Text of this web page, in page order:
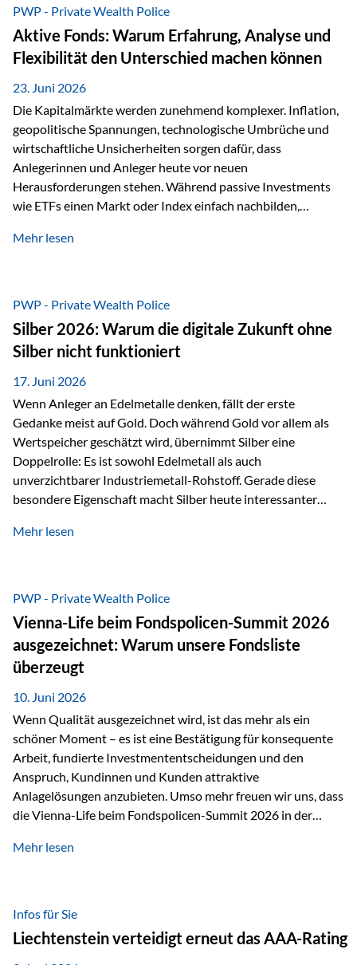
Nostalgie dar, sondern ist die modernste und strategisch
klügste Antwort auf globale Instabilität. Physische Werte
und der richtige Rechtsstandort sind heute keine bloße
Option mehr, sondern eine strategische Notwendigkeit. 1.
Der massive Aufwand hinter einem winzigen…
PWP - Private Wealth Police
Aktive Fonds: Warum Erfahrung, Analyse und
Flexibilität den Unterschied machen können
23. Juni 2026
Die Kapitalmärkte werden zunehmend komplexer. Inflation,
geopolitische Spannungen, technologische Umbrüche und
wirtschaftliche Unsicherheiten sorgen dafür, dass
Anlegerinnen und Anleger heute vor neuen
Herausforderungen stehen. Während passive Investments
wie ETFs einen Markt oder Index einfach nachbilden,
setzen auf die Expertise erfahrener Fondsmanager, die
Veränderungen geprägt ist, kann diese aktive
Herangehensweise einen entscheidenden Mehrwert bieten.
Was zeichnet aktive Fonds aus? Aktive Fonds verfolgen das
Ziel, nicht nur einen Markt abzubilden, sondern gezielt
Anlageentscheidungen zu treffen. Fondsmanager
analysieren Unternehmen,…
Mehr lesen
PWP - Private Wealth Police
Silber 2026: Warum die digitale Zukunft ohne
Silber nicht funktioniert
17. Juni 2026
Wenn Anleger an Edelmetalle denken, fällt der erste
Gedanke meist auf Gold. Doch während Gold vor allem als
Wertspeicher geschätzt wird, übernimmt Silber eine
Doppelrolle: Es ist sowohl Edelmetall als auch
unverzichtbarer Industriemetall-Rohstoff. Gerade diese
besondere Eigenschaft macht Silber heute interessanter
elektrischer – und genau dort spielt Silber eine
Leitfähigkeit aller Metalle. Diese Eigenschaft macht es für
zahlreiche Zukunftstechnologien praktisch unverzichtbar.
Silber findet sich unter anderem in: Solarmodulen
Elektrofahrzeugen Halbleitern Smartphones und Tablets…
Mehr lesen
PWP - Private Wealth Police
Vienna-Life beim Fondspolicen-Summit 2026
ausgezeichnet: Warum unsere Fondsliste
überzeugt
10. Juni 2026
Wenn Qualität ausgezeichnet wird, ist das mehr als ein
schöner Moment – es ist eine Bestätigung für konsequente
Arbeit, fundierte Investmententscheidungen und den
Anspruch, Kundinnen und Kunden attraktive
Anlagelösungen anzubieten. Umso mehr freuen wir uns, dass
die Vienna-Life beim Fondspolicen-Summit 2026 in der
dieser Ehrung ist der renommierte Fondspolicenreport der
analysiert und verglichen wurden. Das Ergebnis: Die ETF-
Auswahl der Vienna-Life zählt zu den drei besten Angeboten
am Markt. Für uns ist diese Auszeichnung eine Bestätigung
Mehr lesen
Infos für Sie
Liechtenstein verteidigt erneut das AAA-Rating